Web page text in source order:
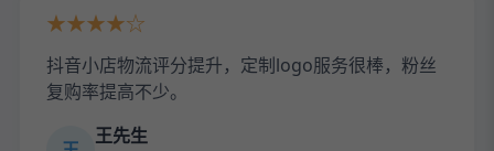
★★★★☆
抖音小店物流评分提升，定制logo服务很棒，粉丝
复购率提高不少。
王先生